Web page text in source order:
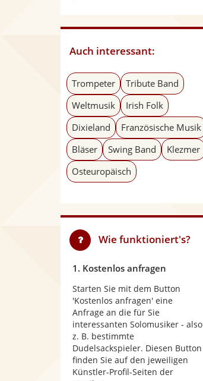
Auch interessant:
Trompeter
Tribute Band
Weltmusik
Irish Folk
Dixieland
Französische Musik
Bläser
Swing Band
Klezmer
Osteuropäisch
Wie funktioniert's?
1. Kostenlos anfragen
Starten Sie mit dem Button
'Kostenlos anfragen' eine
Anfrage an die für Sie
interessanten Solomusiker - also
z. B. bestimmte
Dudelsackspieler. Diesen Button
finden Sie auf den jeweiligen
Künstler-Profil-Seiten der